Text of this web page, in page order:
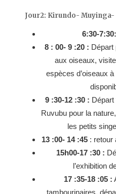
Jour2: Kirundo-
6:30-7:30:
8 : 00- 9 :20 : Départ
aux oiseaux,
espèces d’oiseaux
9 :30-12 :30 :
Ruvubu pour la
les petits
13 :00- 14 :45 : retour
15h00-17 :30 :
l’exhibition
17 :35-18 :05 :